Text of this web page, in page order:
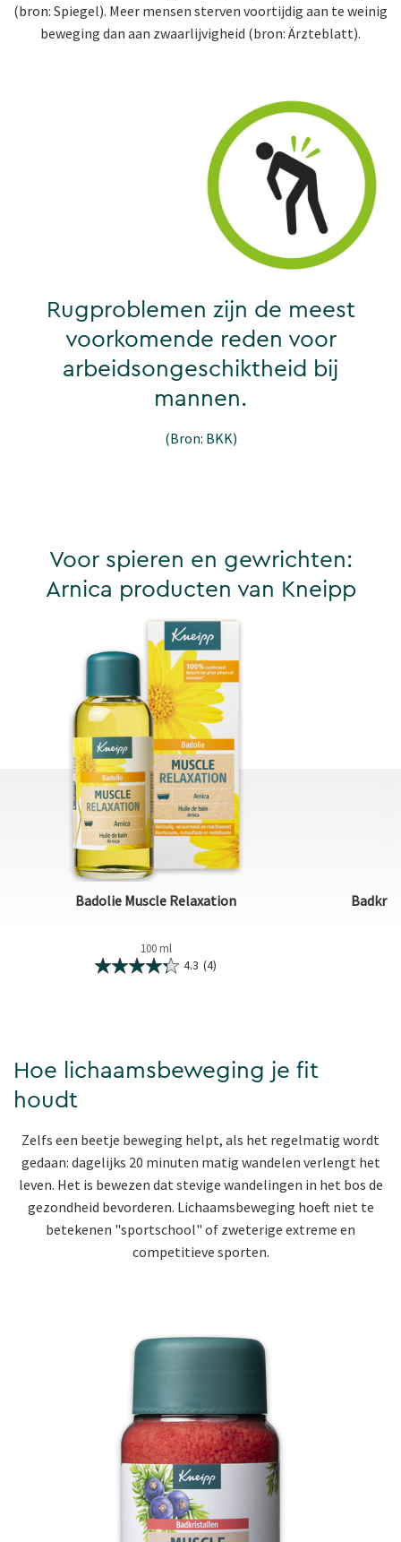
(bron: Spiegel). Meer mensen sterven voortijdig aan te weinig
beweging dan aan zwaarlijvigheid (bron: Ärzteblatt).
Rugproblemen zijn de meest
voorkomende reden voor
arbeidsongeschiktheid bij
mannen.
(Bron: BKK)
Voor spieren en gewrichten:
Arnica producten van Kneipp
Badolie Muscle Relaxation
100 ml
4.3 (4)
Hoe lichaamsbeweging je fit
houdt
Zelfs een beetje beweging helpt, als het regelmatig wordt
gedaan: dagelijks 20 minuten matig wandelen verlengt het
leven. Het is bewezen dat stevige wandelingen in het bos de
gezondheid bevorderen. Lichaamsbeweging hoeft niet te
betekenen "sportschool" of zweterige extreme en
competitieve sporten.